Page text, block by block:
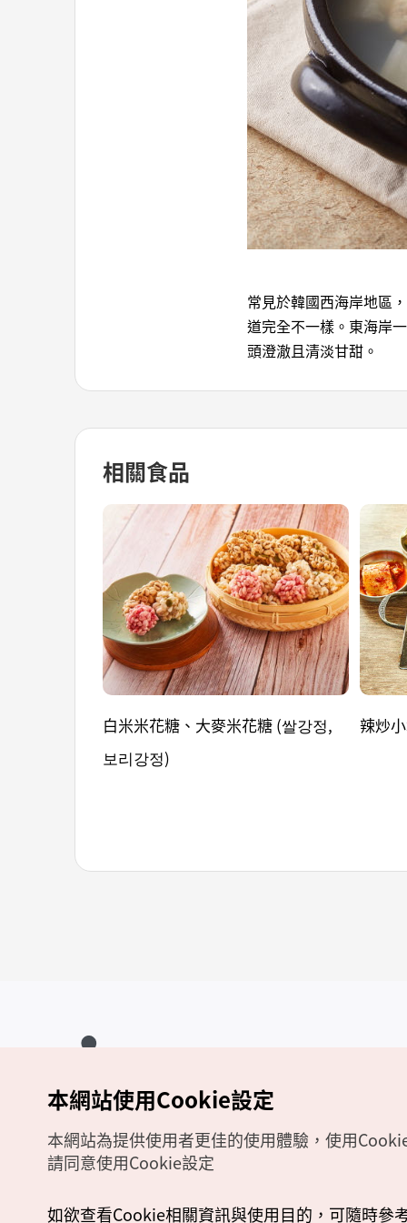
常見於韓國西海岸地區
道完全不一樣。東海岸
頭澄澈且清淡甘甜。
相關食品
白米米花糖、大麥米花糖 (쌀강정,
보리강정)
辣炒
Copyrights (c) 韓國觀光公社版權所有
如有相關疑問或建議，歡迎來信至官方信箱
本網站使用Cookie設定
本網站為提供使用者更佳的使用體驗，使用
請同意使用Cookie設定
如欲查看Cookie相關資訊與使用目的，可隨時參